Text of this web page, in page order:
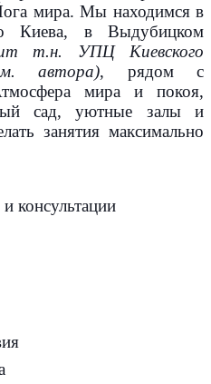
мира. Мы находимся в
Киева, в Выдубицком
т.н. УПЦ Киевского
автора), рядом с
мира и покоя,
сад, уютные залы и
занятия максимально
консультации